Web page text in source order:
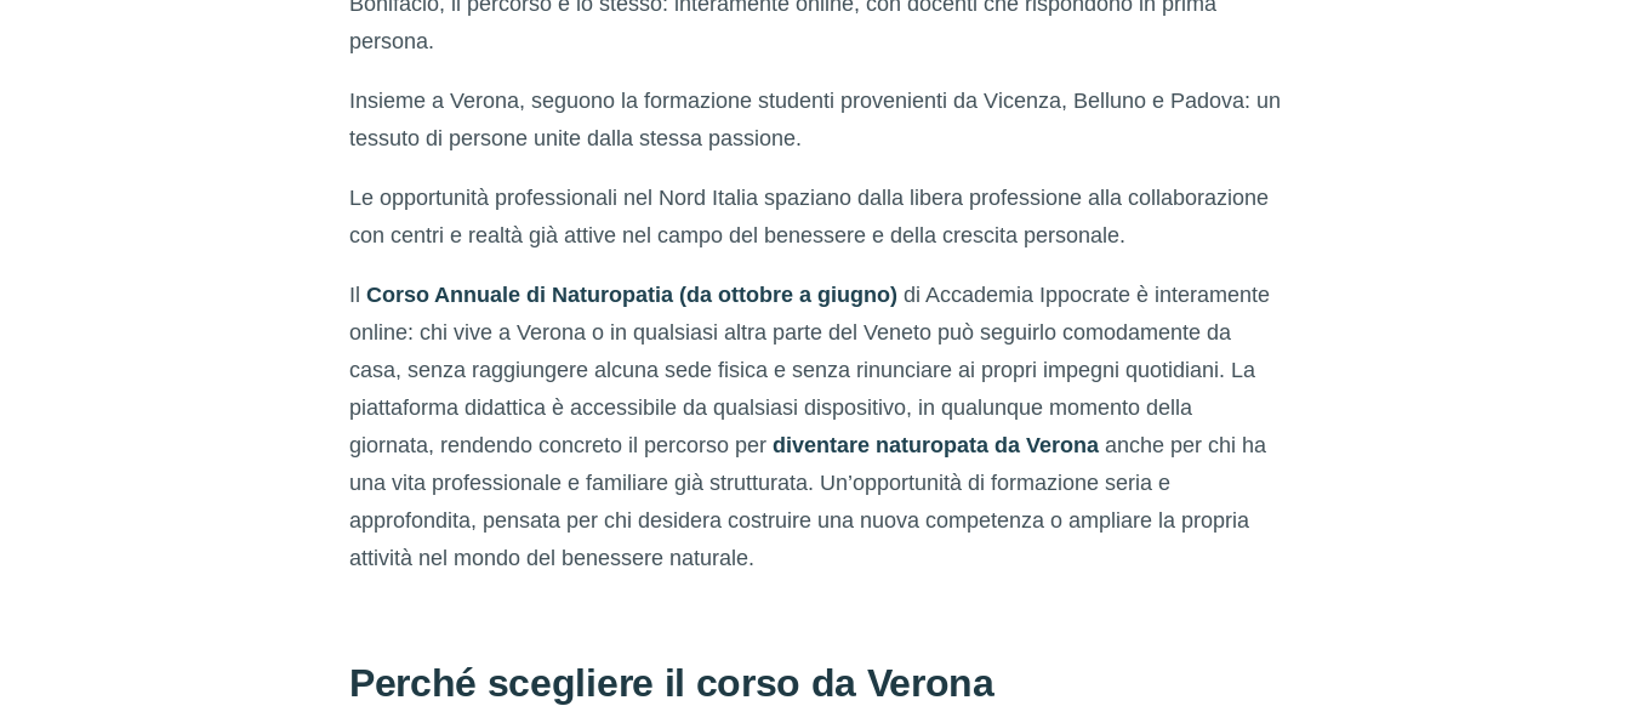
persona.
Insieme a Verona, seguono la formazione studenti provenienti da Vicenza, Belluno e Padova: un
tessuto di persone unite dalla stessa passione.
Le opportunità professionali nel Nord Italia spaziano dalla libera professione alla collaborazione
con centri e realtà già attive nel campo del benessere e della crescita personale.
Il Corso Annuale di Naturopatia (da ottobre a giugno) di Accademia Ippocrate è interamente
online: chi vive a Verona o in qualsiasi altra parte del Veneto può seguirlo comodamente da
casa, senza raggiungere alcuna sede fisica e senza rinunciare ai propri impegni quotidiani. La
piattaforma didattica è accessibile da qualsiasi dispositivo, in qualunque momento della
giornata, rendendo concreto il percorso per diventare naturopata da Verona anche per chi ha
una vita professionale e familiare già strutturata. Un’opportunità di formazione seria e
approfondita, pensata per chi desidera costruire una nuova competenza o ampliare la propria
attività nel mondo del benessere naturale.
Perché scegliere il corso da Verona